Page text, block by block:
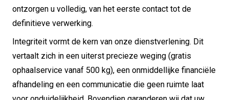
ontzorgen u volledig, van het eerste contact tot de
definitieve verwerking.
Integriteit vormt de kern van onze dienstverlening. Dit
vertaalt zich in een uiterst precieze weging (gratis
ophaalservice vanaf 500 kg), een onmiddellijke financiële
afhandeling en een communicatie die geen ruimte laat